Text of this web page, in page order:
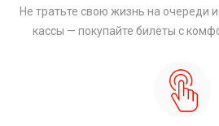
Не тратьте свою жизнь на очереди
кассы — покупайте билеты с